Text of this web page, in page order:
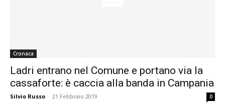
Cronaca
Ladri entrano nel Comune e portano via la
cassaforte: è caccia alla banda in Campania
Silvio Russo - 21 Febbraio 2019 0